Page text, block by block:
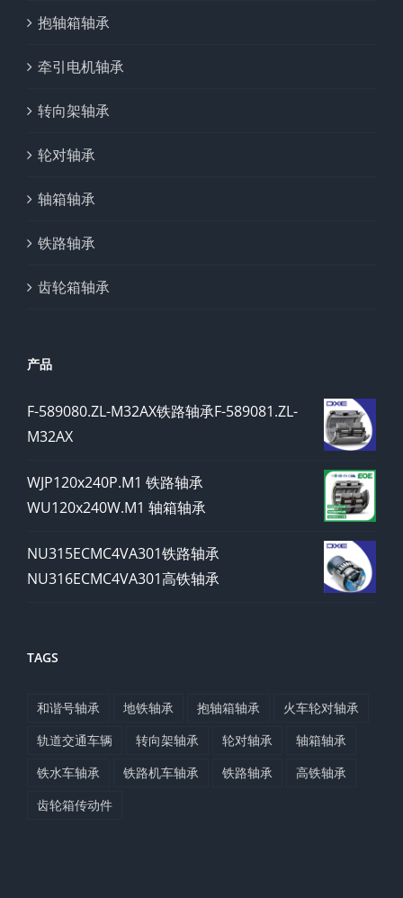
抱轴箱轴承
牵引电机轴承
转向架轴承
轮对轴承
轴箱轴承
铁路轴承
齿轮箱轴承
产品
F-589080.ZL-M32AX铁路轴承F-589081.ZL-
M32AX
WJP120x240P.M1 铁路轴承
WU120x240W.M1 轴箱轴承
NU315ECMC4VA301铁路轴承
NU316ECMC4VA301高铁轴承
TAGS
和谐号轴承 地铁轴承 抱轴箱轴承
火车轮对轴承
轨道交通车辆
转向架轴承 轮对轴承
轴箱轴承
铁水车轴承
铁路机车轴承 铁路轴承
高铁轴承
齿轮箱传动件